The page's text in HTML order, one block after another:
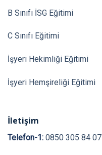
B Sınıfı İSG Eğitimi
C Sınıfı Eğitimi
İşyeri Hekimliği Eğitimi
İşyeri Hemşireliği Eğitimi
İletişim
Telefon-1: 0850 305 84 07